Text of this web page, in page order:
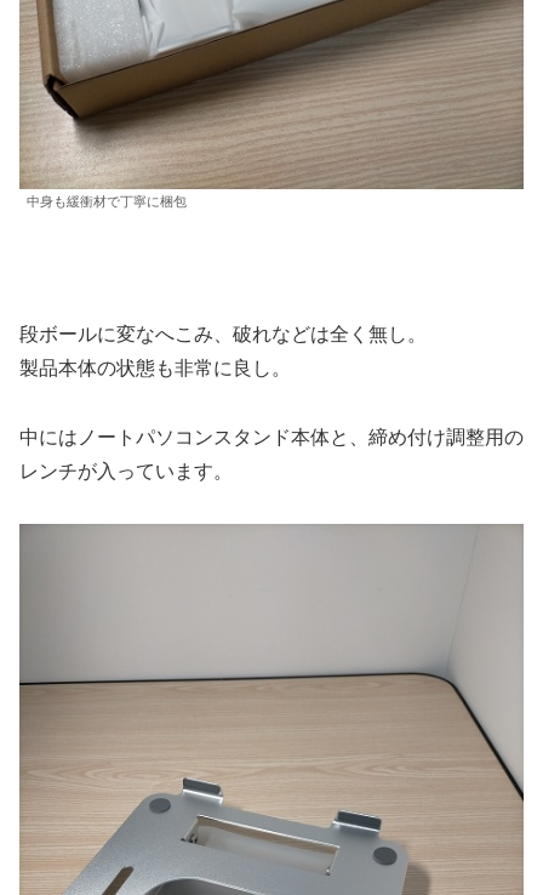
中身も緩衝材で丁寧に梱包
段ボールに変なへこみ、破れなどは全く無し。
製品本体の状態も非常に良し。
中にはノートパソコンスタンド本体と、締め付け調整用の
レンチが入っています。